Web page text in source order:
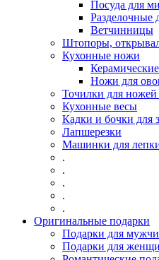
Посуда для
Разделочные
Ветчинницы
Штопоры,
Кухонные ножи
Ножи для
Точилки для
Кухонные весы
Кадки и бочки для
Лапшерезки
Машинки для
.
.
.
.
.
Оригинальные подарки
Подарки для
Подарки для